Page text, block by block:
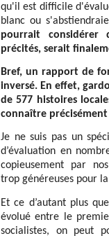
qu'il est difficile
blanc ou
pourrait
précités, serait
Bref, un rapport de
inversé. En effet,
de 577 histoires
connaître
Je ne suis pas un
d’évaluation en
copieusement par
trop généreuses pour
Et ce d’autant plus
évolué entre le
socialistes, on peut